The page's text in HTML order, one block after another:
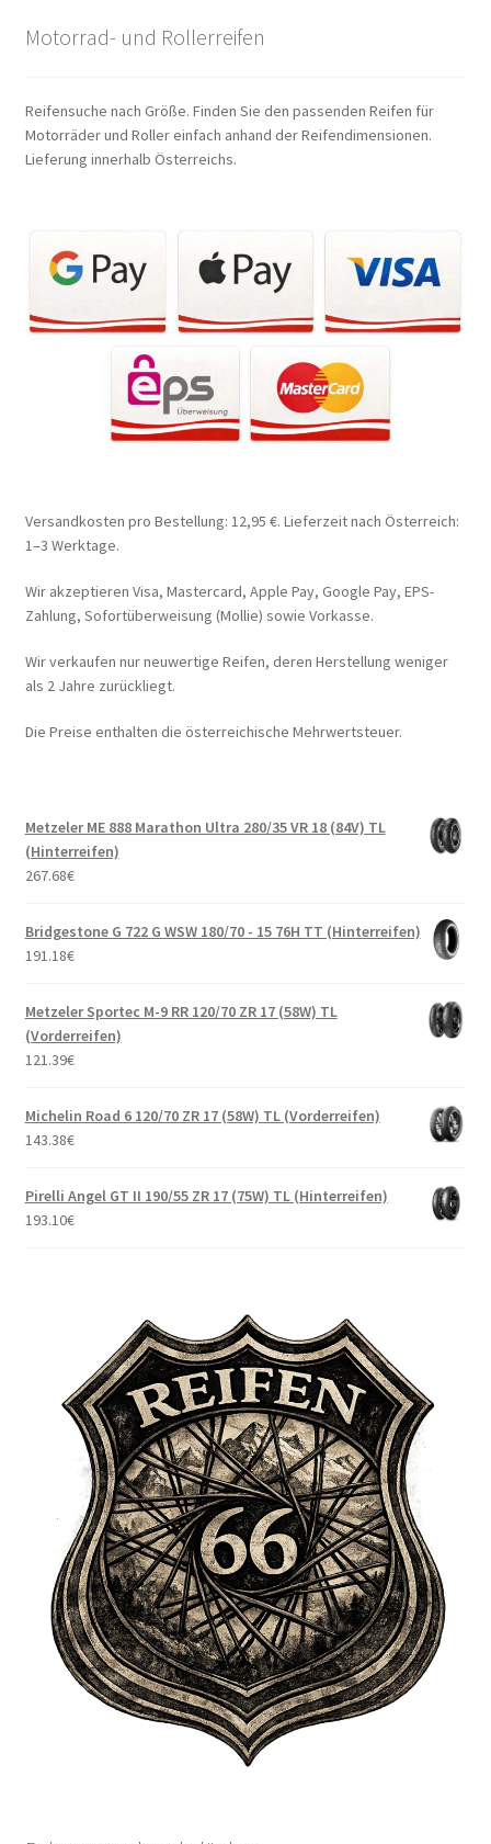
Motorrad- und Rollerreifen
Reifensuche nach Größe. Finden Sie den passenden Reifen für
Motorräder und Roller einfach anhand der Reifendimensionen.
Lieferung innerhalb Österreichs.
Versandkosten pro Bestellung: 12,95 €. Lieferzeit nach Österreich:
1–3 Werktage.
Wir akzeptieren Visa, Mastercard, Apple Pay, Google Pay, EPS-
Zahlung, Sofortüberweisung (Mollie) sowie Vorkasse.
Wir verkaufen nur neuwertige Reifen, deren Herstellung weniger
als 2 Jahre zurückliegt.
Die Preise enthalten die österreichische Mehrwertsteuer.
Metzeler ME 888 Marathon Ultra 280/35 VR 18 (84V) TL
(Hinterreifen)
267.68€
Bridgestone G 722 G WSW 180/70 - 15 76H TT (Hinterreifen)
191.18€
Metzeler Sportec M-9 RR 120/70 ZR 17 (58W) TL
(Vorderreifen)
121.39€
Michelin Road 6 120/70 ZR 17 (58W) TL (Vorderreifen)
143.38€
Pirelli Angel GT II 190/55 ZR 17 (75W) TL (Hinterreifen)
193.10€